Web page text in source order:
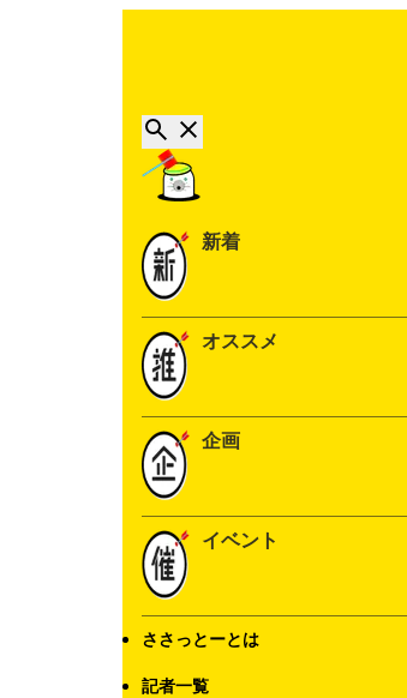
新着
オススメ
企画
イベント
ささっとーとは
記者一覧